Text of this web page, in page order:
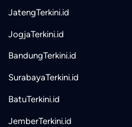
JatengTerkini.id
JogjaTerkini.id
BandungTerkini.id
SurabayaTerkini.id
BatuTerkini.id
JemberTerkini.id